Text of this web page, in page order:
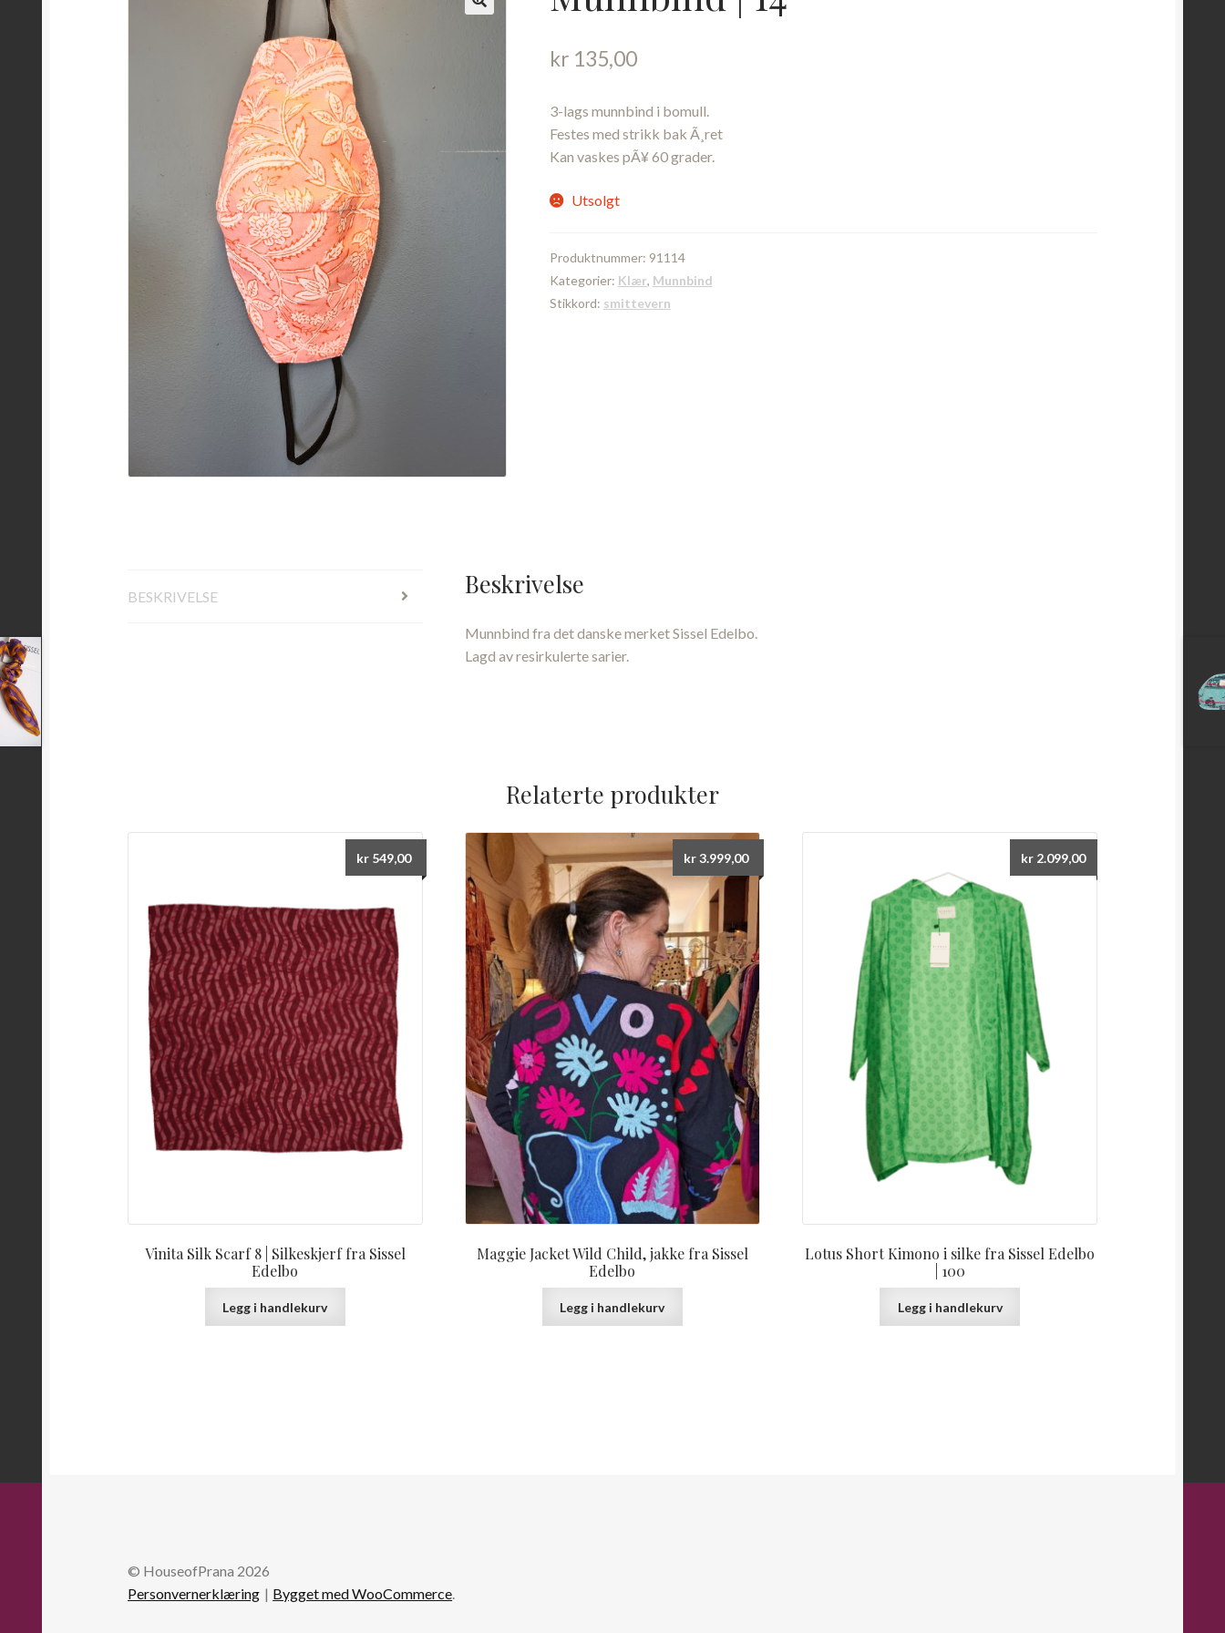
kr 135,00
3-lags munnbind i bomull.
Festes med strikk bak Ã¸ret
Kan vaskes pÃ¥ 60 grader.
Utsolgt
Produktnummer: 91114
Kategorier: Klær, Munnbind
Stikkord: smittevern
BESKRIVELSE Beskrivelse
Munnbind fra det danske merket Sissel Edelbo.
Lagd av resirkulerte sarier.
Relaterte produkter
Vinita Silk Scarf 8 | Silkeskjerf fra Sissel
Edelbo
kr549,00
Legg i handlekurv
Maggie Jacket Wild Child, jakke fra Sissel
Edelbo
kr3.999,00
Legg i handlekurv
Lotus Short Kimono i silke fra Sissel Edelbo
| 100
kr2.099,00
Legg i handlekurv
© HouseofPrana 2026
Personvernerklæring
Bygget med WooCommerce.